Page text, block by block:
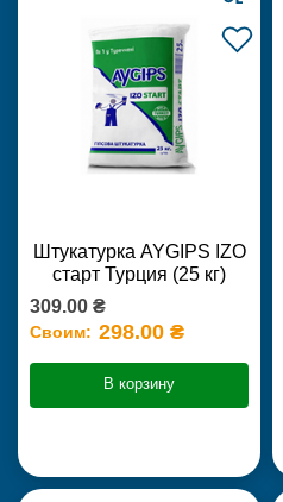
Штукатурка AYGIPS IZO
старт Турция (25 кг)
309.00 ₴
Своим: 298.00 ₴
В корзину